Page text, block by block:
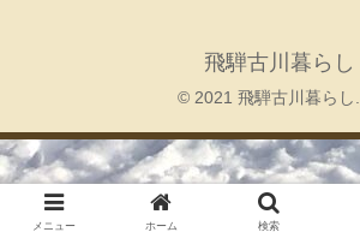
飛騨古川暮らし
© 2021 飛騨古川暮らし.
メニュー ホーム 検索